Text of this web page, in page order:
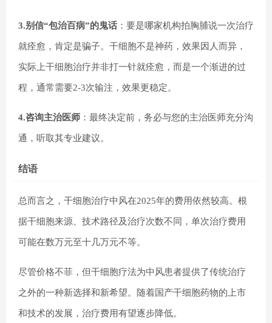
3.别信“包治百病”的鬼话 ：要是哪家机构拍胸脯说一次治疗
就痊愈，肯定是骗子。干细胞不是神药，效果因人而异，
实际上干细胞治疗并非打一针就痊愈，而是一个渐进的过
程，通常需要2-3次输注，效果更稳定。
4.咨询主治医师 ：最终决定前，务必与您的主治医师充分沟
通，听取其专业建议。
结语
总而言之，干细胞治疗中风在2025年的费用依然较高。根
据干细胞来源、技术路径及治疗次数不同，单次治疗费用
可能在​​数万元至十几万元​​不等。
尽管价格不菲，但干细胞疗法为中风患者提供了传统治疗
之外的一种新选择和新希望。随着国产干细胞药物的上市
和技术的发展，治疗费用有望逐步降低。